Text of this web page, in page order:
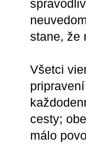
stane, že
Všetci
cesty;
málo